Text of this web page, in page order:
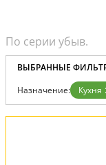
ВЫБРАННЫЕ
Назначение: Кухня
Вид:
Люстры